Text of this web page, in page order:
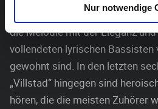
Nur notwendige
zum Beispiel, einem Duett mit
die Melodie mit der Eleganz
vollendeten lyrischen Bassisten
gewohnt sind. In den letzten
„Villstad“ hingegen sind
hören, die die meisten Zuhörer